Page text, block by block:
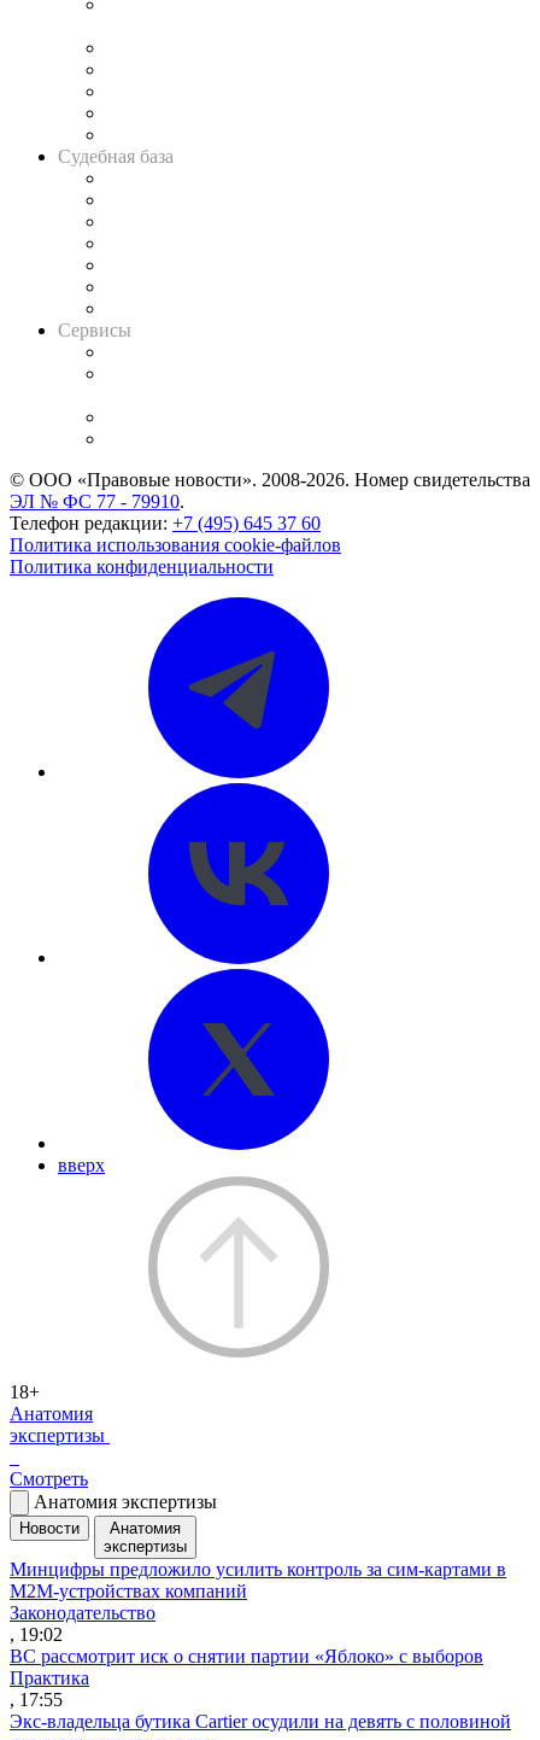
Судебная база
Сервисы
© ООО «Правовые новости». 2008-2026. Номер свидетельства
ЭЛ № ФС 77 - 79910.
Телефон редакции: +7 (495) 645 37 60
Политика использования cookie-файлов
Политика конфиденциальности
вверх
18+
Анатомия
экспертизы
Смотреть
Анатомия экспертизы
Новости
Анатомия
экспертизы
Минцифры предложило усилить контроль за сим-картами в
M2M-устройствах компаний
Законодательство
, 19:02
ВС рассмотрит иск о снятии партии «Яблоко» с выборов
Практика
, 17:55
Экс-владельца бутика Cartier осудили на девять с половиной